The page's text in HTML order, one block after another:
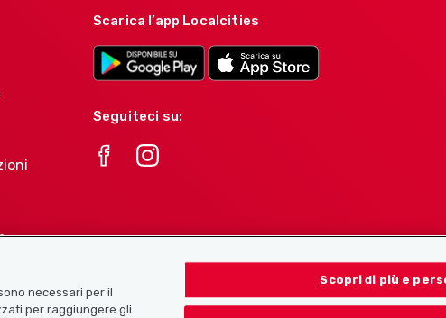
Scarica l’app Localcities
Seguiteci su:
necessari per il
per raggiungere gli
Scopri di più e